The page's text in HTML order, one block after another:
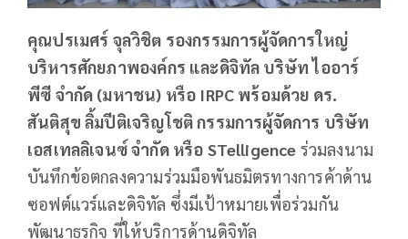
คุณปรเมศร์ จุลวิชิต รองกรรมการผู้จัดการใหญ่
บริหารศักยภาพองค์กร และดิจิทัล บริษัท ไออาร์
พีซี จำกัด (มหาชน) หรือ IRPC พร้อมด้วย ดร.
สันติสุข ลิ้มปีติเจริญโชติ กรรมการผู้จัดการ บริษัท
เอสเทลลิเจนซ์ จำกัด หรือ STelligence ร่วมลงนาม
บันทึกข้อตกลงความร่วมมือพันธมิตรทางการค้าด้าน
ซอฟต์แวร์และดิจิทัล ซึ่งมีเป้าหมายเพื่อร่วมกัน
พัฒนาธุรกิจ ที่ให้บริการด้านดิจิทัล